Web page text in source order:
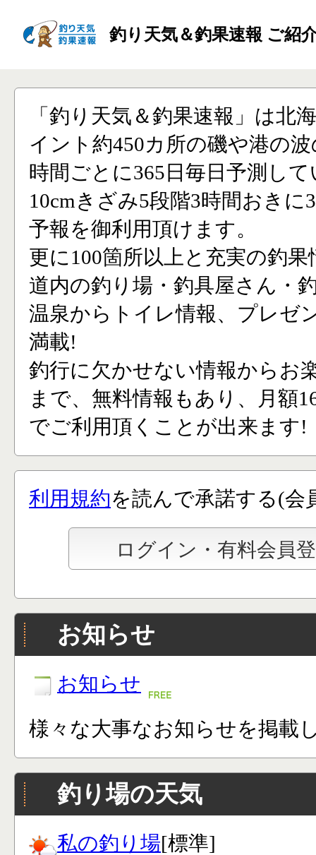
釣り天気＆釣果速報 ご紹
「釣り天気＆釣果速報」は北
イント約450カ所の磯や港の
時間ごとに365日毎日予測し
10cmきざみ5段階3時間おきに
予報を御利用頂けます。
更に100箇所以上と充実の釣果
道内の釣り場・釣具屋さん・
温泉からトイレ情報、プレゼ
満載!
釣行に欠かせない情報からお
まで、無料情報もあり、月額
でご利用頂くことが出来ます!
利用規約を読んで承諾する(会
お知らせ
お知らせ
様々な大事なお知らせを掲載
釣り場の天気
私の釣り場[標準]